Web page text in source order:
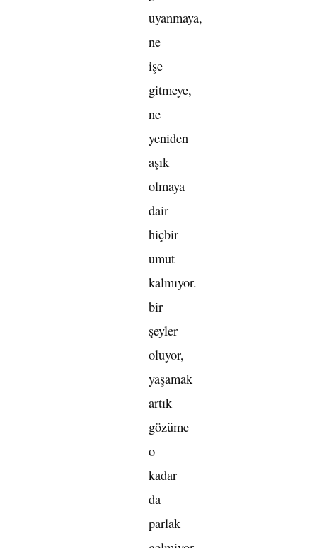
uyanmaya,
ne
işe
gitmeye,
ne
yeniden
aşık
olmaya
dair
hiçbir
umut
kalmıyor.
bir
şeyler
oluyor,
yaşamak
artık
gözüme
o
kadar
da
parlak